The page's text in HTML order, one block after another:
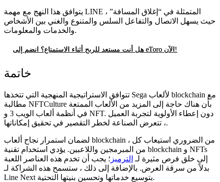
يتوافق هذا النهج مع مهمة LINE المتمثلة في “إغلاق المسافة” ،
حيث يسهل الاتصال والتفاعل السلس والمتنوع والغني بين الأشخاص
والخدمات والمعلومات.
هل أنت مستعد للربح أثناء الاستمتاع؟ انضم إلى eToro الآن!
خاتمة
تتوافق الاستراتيجية المنهجية التي تتخذها Sega لألعاب blockchain مع
مطالبة NFTCulture بأن هناك حاجة إلى المزيد من الألعاب الممتعة
في أنظمة ألعاب الويب 3 و NFT. دون إعطاء الأولوية لتجربة العميل
، تتعرض الصناعة لخطر التقصير في تحقيق إمكاناتها.
لضمان استمرار نجاح ألعاب blockchain ، من الضروري استيعاب كل
من المبرمجين واللاعبين. يؤدي استخدام تقنية blockchain و NFTs
إلى خلق فرص مثيرة لـ الترميز ؛ يجب أن تخدم هذه العناصر اللعبة
بدلاً من سرقة العرض. بالإضافة إلى ذلك ، ستسمح هذه الشراكة لـ
Line Next بتوسيع خدماتها وتحسين بنيتها التحتية.